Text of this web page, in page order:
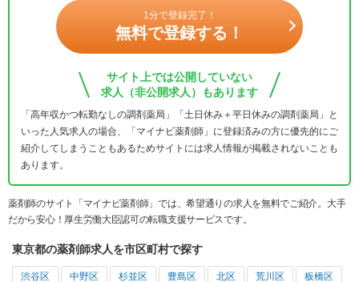
1分で登録完了！
無料で登録する！
サイト上では公開していない
求人（非公開求人）もあります
「高年収かつ転勤なしの調剤薬局」「土日休み＋平日休みの調剤薬局」と
いった人気求人の場合、「マイナビ薬剤師」に登録済みの方に優先的にご
紹介してしまうこともあるためサイトには求人情報が掲載されないことも
あります。
薬剤師のサイト「マイナビ薬剤師」では、希望通りの求人を無料でご紹介。大手
だから安心！厚生労働大臣認可の転職支援サービスです。
東京都の薬剤師求人を市区町村で探す
渋谷区 中野区 杉並区 豊島区 北区 荒川区 板橋区